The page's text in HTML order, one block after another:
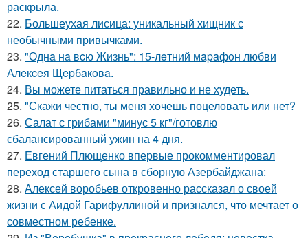
раскрыла.
22. Большеухая лисица: уникальный хищник с
необычными привычками.
23. "Однa нa вcю Жизнь": 15-лeтний мapaфoн любви
Алeкceя Щepбaкoвa.
24. Вы можете питаться правильно и не худеть.
25. "Скажи честно, ты меня хочешь поцеловать или нет?
26. Салат с грибами "минус 5 кг"/готовлю
сбалансированный ужин на 4 дня.
27. Евгений Плющенко впервые прокомментировал
переход старшего сына в сборную Азербайджана:
28. Алексей воробьев откровенно рассказал о своей
жизни с Аидой Гарифуллиной и признался, что мечтает о
совместном ребенке.